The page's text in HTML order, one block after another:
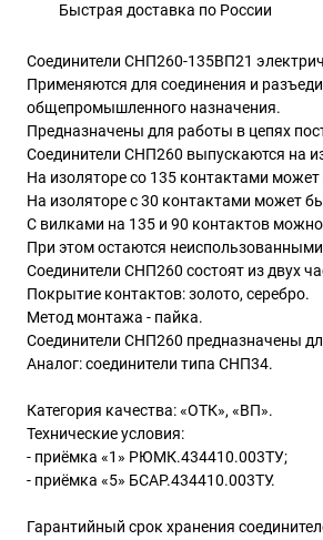
Быстрая доставка по России
Соединители СНП260-135ВП21
Применяются для соединения и
общепромышленного назначения.
Предназначены для работы в цепях
Соединители СНП260 выпускаются на
На изоляторе со 135 контактами
На изоляторе с 30 контактами может
С вилками на 135 и 90 контактов
При этом остаются
Соединители СНП260 состоят из двух
Покрытие контактов: золото, серебро.
Метод монтажа - пайка.
Соединители СНП260 предназначены
Аналог: соединители типа СНП34.
Категория качества: «ОТК», «ВП».
Технические условия:
- приёмка «1» РЮМК.434410.003ТУ;
- приёмка «5» БСАР.434410.003ТУ.
Гарантийный срок хранения